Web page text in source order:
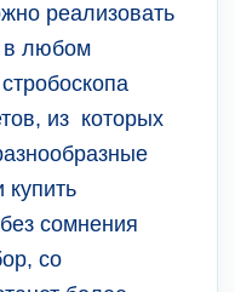
реализовать
в любом
из которых
сомнения
со